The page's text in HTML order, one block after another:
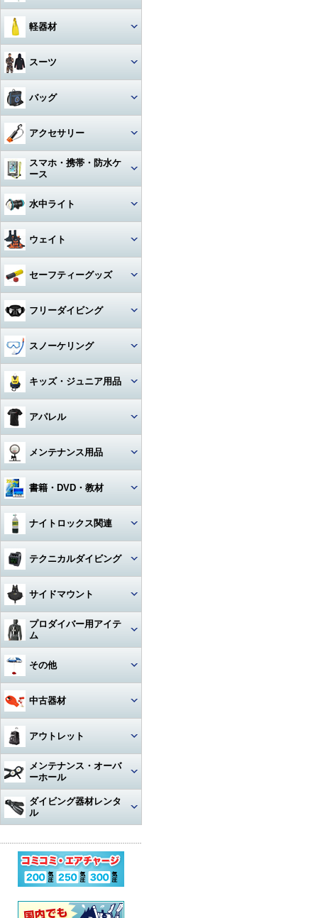
カメラハウジング・ポート
一眼レフカメラハウジング
ミラーレスカメラハウジング
コンパクトカメラハウジング
ビデオカメラハウジング
ポート・ギア・オプション
レンズ
マクロレンズ
ワイドレンズ
レンズオプション・フィルタ
ー・アダプター
ストロボ
ストロボ本体
接続ケーブル
その他・アクセサリー
アーム・グリップ・ベース・ス
テー
フロートアーム
クランプ
アームセット
アーム関連
グリップ・ベース・ステー
アクションカメラ・GoPro
アクションカメラ・GoPro本
アクションカメラ・GoProア
クセサリー
ビデオライト
ビデオライト
ビデオライトアクセサリー・
パーツ
アクセサリー・その他
カメラメンテナンス用品
書籍・DVD
大画面モデル
トランスミッター
コンソールモデル
DCアクセサリー・パーツ
下取り・キャンペーン
レギュレター
レギュレター
DINモデル
アクセサリー・その他
オクトパス
ゲージ
3連ゲージ
2連ゲージ
シングルゲージ
BCジャケット
スタビタイプ
フロントアジャスタブルタイ
プ
アクセサリー・その他
オクトパスインフレーター
(AIR-2等)
インフレーター
水深計
激安！重器材セット
おススメ！重器材セット
軽器材
マスク
2眼タイプ
フルフェイスマスク
マスク用レンズ
度入りマスク
アクセサリ・パーツ・その他
スノーケル
スノーケル本体
アクセサリ・パーツ・その他
フィン
フルフットタイプ
ストラップタイプ
アクセサリ・パーツ・その他
ブーツ
フルフットフィン向け
デッキソール（ボート向け）
カレンダーソール（磯、ビー
チ向け）
ローカット
その他
グローブ
3シーズングローブ
サマーグローブ
ウィンターグローブ
その他
ソックス
軽器材セット
オススメ！軽器材セット
スーツ
ウェットスーツ
ウェットスーツアクセサリー
ウェットスーツインナー
ドライスーツ
ドライスーツアクセサリー
ドライスーツインナー
ラッシュガード
レギンス
ボートコート
バッグ
メッシュバッグ（フルサイズ）
メッシュバッグ（ミニ）
キャスター・キャリーバッグ
ギアバッグ
ハードケース
ウォータープルーフバッグ
レギュレターバッグ
フィンバッグ
スーツバッグ
その他
バッグアクセサリー・パーツ・
その他
アクセサリー
ナイフ
ステンレス
折りたたみ
クッキング向け
他
ハサミ
ラインカッター
カラビナ・フック
コイルランヤード
カラビナ・フック
カレントフック
その他
ストラップ
ホース・ゲージ・オクトパスホ
ルダー
スレート
指示棒
ベル・シェーカー
マスク曇り止め
トランシーバー・水中通話装置
ハンガー
時計（ダイバーウォッチ）
ログブック
リール
フロート
ロープ
日焼け止め・クラゲ除け
冬用アクセサリー・暖かアイテ
ム
キーホルダー
耳栓・耳抜きアイテム
トラベルグッズ
水中遊び道具
ログタンク
保護アイテム
フラッグ
スマホ・携帯・防水ケ
ース
（DIVE）
iPhone・スマホ・携帯
iPad用
アクセサリー・その他
水中ライト
ワイドタイプ
ワイド・スポット切り替えタイ
ハロゲン・その他
ライトアクセサリー・パーツ
ウェイト
ウェイト
ベルトタイプ
ベストタイプ
アンクルウェイト
ソフトウェイト
ウェイトベルトアクセサリー・
その他
セーフティーグッズ
フロート・シグナルブイ
ケミカルライト・スティックラ
ライフジャケット
アクセサリー・その他
フリーダイビング
マスク
スノーケル
フリーダイビングコンピュータ
ー
アクセサリー・その他
スノーケリング
セット
マスク・スノーケル
フィン・ブーツ・グローブ
アクセサリー・その他
キッズ・ジュニア用品
ウェット・ウェア・ラッシュ
その他・アクセサリー
アパレル
Tシャツ
パーカー
ジャケット
パンツ
帽子
水着
サングラス
タオル
サンダル
アパレルその他
メンテナンス用品
グリス・オイル
Oリング
ボンド
エアーガン
工具
ホース‐レギュレター
ホース‐BC
ホース‐ゲージ（高圧）
ホース‐ドライスーツ
ホース‐その他
洗浄用品
アダプター
パーツ・その他
書籍・DVD・教材
図鑑
教材
その他
ナイトロックス関連
レギュレター
ゲージ
タンク
アクセサリー・その他
テクニカルダイビング
BC（プラダー・ウィング）
ダイブコンピューター
フィン
タンク関連
アクセサリー・その他
サイドマウント
レギュレター
アクセサリー・その他
プロダイバー用アイテ
ム
マスク・フィン
ウェットスーツ
ドライスーツ
フード
ウェイト
フーカー関連
水中通話装置
作業用道具
その他
激レアアイテム
タンク
タンク
移充填ホース
タンクアクセサリー・その他
簡易潜水器具・緊急浮上用セッ
水中スクーター
水中銃(スピアガン)・手モリ
シャフト
コンプレッサー本体
ステッカー
中古器材
カメラ関連
ダイブコンピュータ
重器材
レギュレター
オクトパス
ゲージ
BCジャケット
軽器材
マスク
スノーケル
フィン
スーツ
ウェットスーツ
ドライスーツ
バッグ
メッシュバッグ
アクセサリー
アウトレット
重器材
軽器材
その他
メンテナンス・オーバ
ーホール
レギュレター（1st+2nd）オー
バーホール
ゲージ オーバーホール
インフレーターオクトパス
インフレーター オーバーホー
ダイビング器材レンタ
ル
ドライスーツ